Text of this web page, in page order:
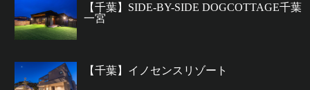
【千葉】SIDE-BY-SIDE DOGCOTTAGE千葉
一宮
【千葉】イノセンスリゾート